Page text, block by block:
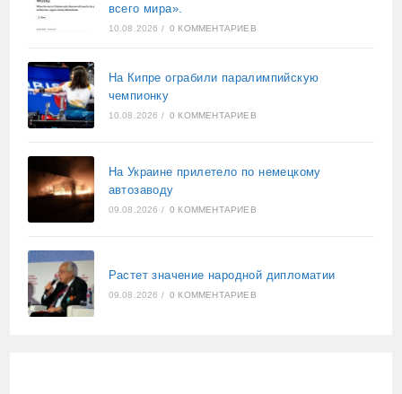
всего мира».
10.08.2026 / 0 КОММЕНТАРИЕВ
На Кипре ограбили паралимпийскую
чемпионку
10.08.2026 / 0 КОММЕНТАРИЕВ
На Украине прилетело по немецкому
автозаводу
09.08.2026 / 0 КОММЕНТАРИЕВ
Растет значение народной дипломатии
09.08.2026 / 0 КОММЕНТАРИЕВ